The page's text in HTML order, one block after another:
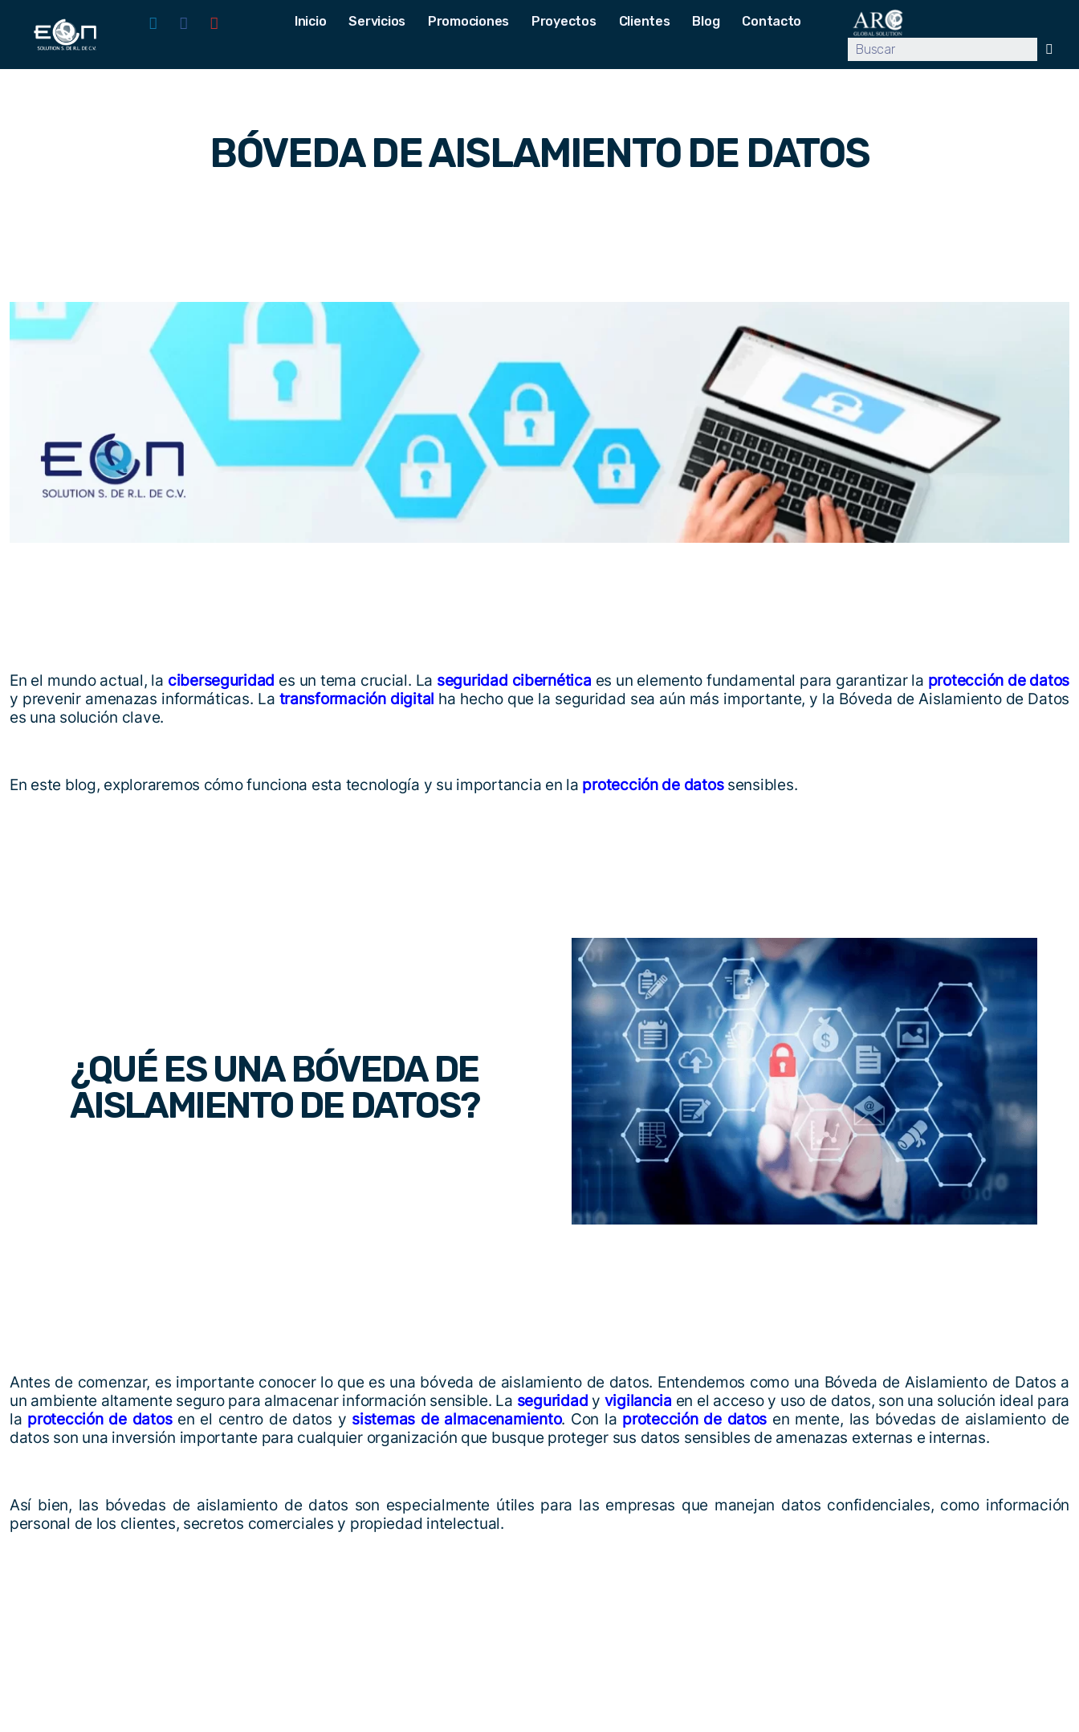
Inicio Servicios Promociones Proyectos Clientes Blog Contacto
BÓVEDA DE AISLAMIENTO DE DATOS
En el mundo actual, la ciberseguridad es un tema crucial. La seguridad cibernética es un elemento fundamental para garantizar la protección de datos
y prevenir amenazas informáticas. La transformación digital ha hecho que la seguridad sea aún más importante, y la Bóveda de Aislamiento de Datos
es una solución clave.
En este blog, exploraremos cómo funciona esta tecnología y su importancia en la protección de datossensibles.
¿QUÉ ES UNA BÓVEDA DE
AISLAMIENTO DE DATOS?
Antes de comenzar, es importante conocer lo que es una bóveda de aislamiento de datos. Entendemos como una Bóveda de Aislamiento de Datos a
un ambiente altamente seguro para almacenar información sensible. La seguridad y vigilancia en el acceso y uso de datos, son una solución ideal para
la protección de datos en el centro de datos y sistemas de almacenamiento. Con la protección de datos en mente, las bóvedas de aislamiento de
datos son una inversión importante para cualquier organización que busque proteger sus datos sensibles de amenazas externas e internas.
Así bien, las bóvedas de aislamiento de datos son especialmente útiles para las empresas que manejan datos confidenciales, como información
personal de los clientes, secretos comerciales y propiedad intelectual.